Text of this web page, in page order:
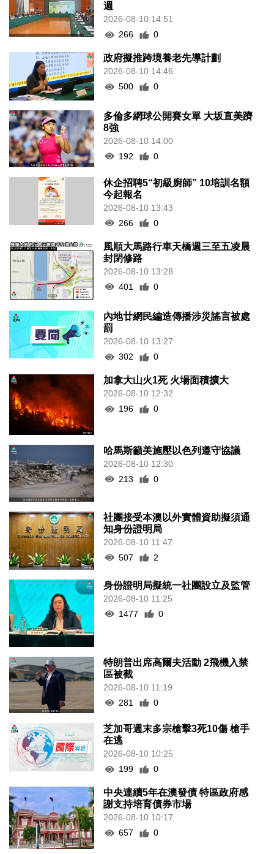
週
2026-08-10 14:51
266
0
政府擬推跨境養老先導計劃
2026-08-10 14:46
500
0
多倫多網球公開賽女單 大坂直美躋
8強
2026-08-10 14:00
192
0
休企招聘5“初級廚師” 10培訓名額
今起報名
2026-08-10 13:43
266
0
風順大馬路行車天橋週三至五凌晨
封閉修路
2026-08-10 13:28
401
0
內地廿網民編造傳播涉災謠言被處
罰
2026-08-10 13:27
302
0
加拿大山火1死 火場面積擴大
2026-08-10 12:32
196
0
哈馬斯籲美施壓以色列遵守協議
2026-08-10 12:30
213
0
社團接受本澳以外實體資助擬須通
知身份證明局
2026-08-10 11:47
507
2
身份證明局擬統一社團設立及監管
2026-08-10 11:25
1477
0
特朗普出席高爾夫活動 2飛機入禁
區被截
2026-08-10 11:19
281
0
芝加哥週末多宗槍擊3死10傷 槍手
在逃
2026-08-10 10:25
199
0
中央連續5年在澳發債 特區政府感
謝支持培育債券市場
2026-08-10 10:17
657
0